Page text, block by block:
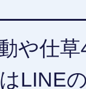
や仕草
LINE